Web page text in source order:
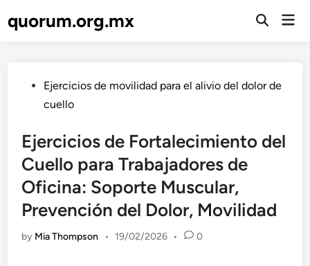
toquorum.org.mx
Open
PostedEjercicios de movilidad para el alivio del dolor de
cuello
Ejercicios de Fortalecimiento del
Cuello para Trabajadores de
Oficina: Soporte Muscular,
Prevención del Dolor, Movilidad
by Mia Thompson • 19/02/2026 • 0